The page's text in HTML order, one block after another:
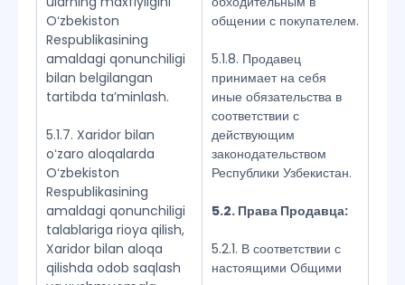
Oʻzbekiston
Respublikasining
amaldagi qonunchiligi
bilan belgilangan
tartibda taʼminlash.
5.1.7. Xaridor bilan
oʻzaro aloqalarda
Oʻzbekiston
Respublikasining
amaldagi qonunchiligi
talablariga rioya qilish,
Xaridor bilan aloqa
qilishda odob saqlash
общении с покупателем.
5.1.8. Продавец
принимает на себя
иные обязательства в
соответствии с
действующим
законодательством
Республики Узбекистан.
5.2. Права Продавца:
5.2.1. В соответствии с
настоящими Общими